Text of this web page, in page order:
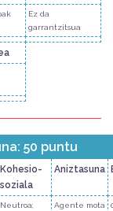
Ez da
garrantzitsua
50 puntu
Kohesio-
soziala
Aniztasuna
Neutroa;
Agente mota